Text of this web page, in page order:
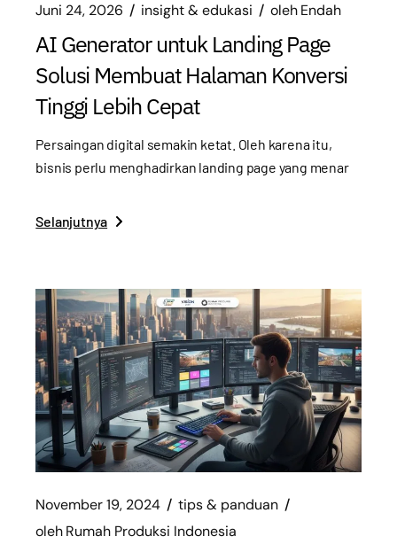
Juni 24, 2026 insight & edukasi olehEndah
AI Generator untuk Landing Page
Solusi Membuat Halaman Konversi
Tinggi Lebih Cepat
Persaingan digital semakin ketat. Oleh karena itu,
bisnis perlu menghadirkan landing page yang menar
Selanjutnya
November 19, 2024
tips & panduan
olehRumah Produksi Indonesia